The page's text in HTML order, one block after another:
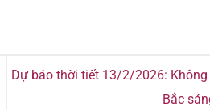
Dự báo thời tiết 13/2/2026: Không
Bắc